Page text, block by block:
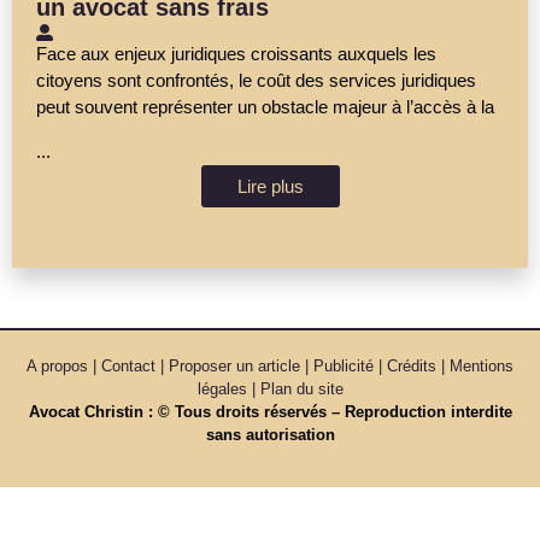
un avocat sans frais
Face aux enjeux juridiques croissants auxquels les
citoyens sont confrontés, le coût des services juridiques
peut souvent représenter un obstacle majeur à l’accès à la
...
Lire plus
A propos | Contact | Proposer un article | Publicité | Crédits | Mentions
légales | Plan du site
Avocat Christin : © Tous droits réservés – Reproduction interdite
sans autorisation